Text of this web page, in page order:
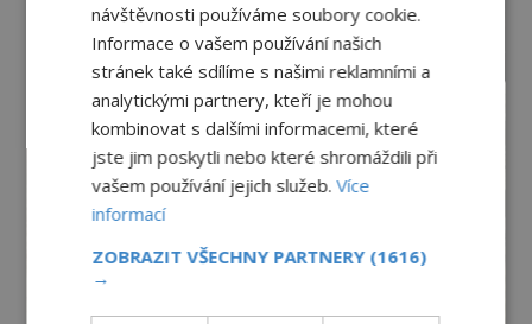
návštěvnosti používáme soubory cookie.
Informace o vašem používání našich
stránek také sdílíme s našimi reklamními a
analytickými partnery, kteří je mohou
kombinovat s dalšími informacemi, které
jste jim poskytli nebo které shromáždili při
vašem používání jejich služeb.Více
informací
ZOBRAZIT VŠECHNY PARTNERY (1616)
→